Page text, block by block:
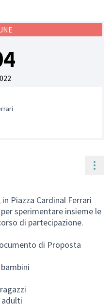
Piazza Cardinal Ferrari
sperimentare insieme le
di partecipazione.
di Proposta
adulti